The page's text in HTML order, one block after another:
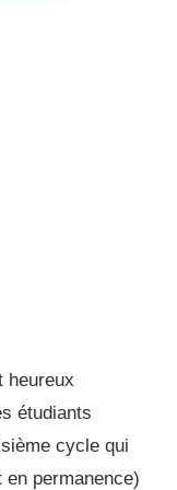
heureux
étudiants
cycle qui
permanence)